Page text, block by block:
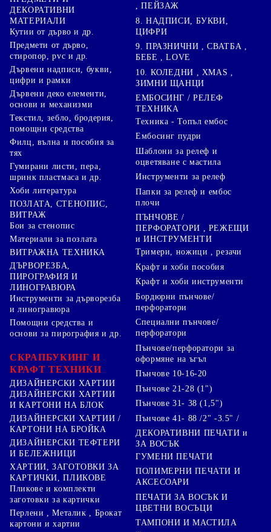
ДЕКОРАТИВНИ
МАТЕРИАЛИ
Кутии от дърво и др.
Предмети от дърво,
стиропор, pvc и др.
Дървени надписи, букви,
цифри и рамки
Дървени деко елементи,
основи и механизми
Текстил, зебло, бродерия,
помощни средства
Филц, вълна и пособия за
тях
Гумирани листи, пера,
шринк пластмаса и др.
Хоби литература
ПОЗЛАТА, СТЕНОПИС,
ВИТРАЖ
Бои за стенопис
Материали за позлата
ВИТРАЖНА ТЕХНИКА
ДЪРВОРЕЗБА,
ПИРОГРАФИЯ И
ЛИНОГРАВЮРА
Инструменти за дърворезба
и линогравюра
Помощни средства и
основи за пирография и др.
СКРАПБУКИНГ И
КРАФТ ТЕХНИКИ
ДИЗАЙНЕРСКИ ХАРТИИ
ДИЗАЙНЕРСКИ ХАРТИИ
И КАРТОНИ НА БЛОК
ДИЗАЙНЕРСКИ ХАРТИИ /
КАРТОНИ НА БРОЙКА
ДИЗАЙНЕРСКИ ТЕФТЕРИ
И БЕЛЕЖНИЦИ
ХАРТИИ, ЗАГОТОВКИ ЗА
КАРТИЧКИ, ПЛИКОВЕ
Пликове и комплекти
заготовки за картички
Перлени , Металик , Брокат
картони и хартии
, ПЕЙЗАЖ
8. НАДПИСИ, БУКВИ,
ЦИФРИ
9. ПРАЗНИЧНИ , СВАТБА ,
БЕБЕ , LOVE
10. КОЛЕДНИ , XMAS ,
ЗИМНИ ЩАНЦИ
ЕМБОСИНГ / РЕЛЕФ
ТЕХНИКА
Техника - Топъл ембос
Ембосинг пудри
Шаблони за релеф и
оцветяване с мастила
Инструменти за релеф
Папки за релеф и ембос
плочи
ПЪНЧОВЕ /
ПЕРФОРАТОРИ , РЕЖЕЩИ
и ИНСТРУМЕНТИ
Тримери, ножици , резачи
Крафт и хоби пособия
Крафт и хоби инструменти
Бордюрни пънчове/
перфоратори
Специални пънчове/
перфоратори
Пънчове/перфоратори за
оформяне на ъгъл
Пънчове 10-16-20
Пънчове 21-28 (1")
Пънчове 31- 38 (1,5")
Пънчове 41- 88 /2" -3.5" /
ДЕКОРАТИВНИ ПЕЧАТИ и
ЗА ВОСЪК
ГУМЕНИ ПЕЧАТИ
ПОЛИМЕРНИ ПЕЧАТИ И
АКСЕСОАРИ
ПЕЧАТИ ЗА ВОСЪК И
ЦВЕТНИ ВОСЪЦИ
ТАМПОНИ И МАСТИЛА